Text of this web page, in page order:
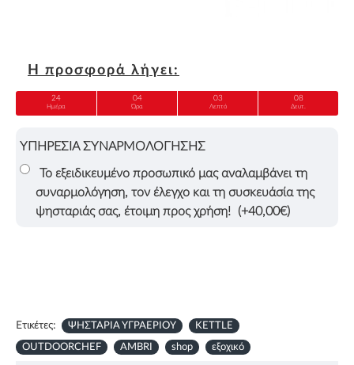
Η προσφορά λήγει:
24
Ημέρα
04
Ώρα
03
Λεπτό
07
Δευτ.
ΥΠΗΡΕΣΙΑ ΣΥΝΑΡΜΟΛΟΓΗΣΗΣ
Το εξειδικευμένο προσωπικό μας αναλαμβάνει τη
συναρμολόγηση, τον έλεγχο και τη συσκευάσία της
ψησταριάς σας, έτοιμη προς χρήση!
(+40,00€)
Ετικέτες: ΨΗΣΤΑΡΙΑ ΥΓΡΑΕΡΙΟΥ KETTLE
OUTDOORCHEF AMBRI shop εξοχικό